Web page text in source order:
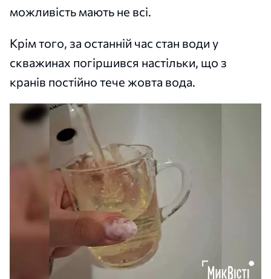
можливість мають не всі.
Крім того, за останній час стан води у
скважинах погіршився настільки, що з
кранів постійно тече жовта вода.